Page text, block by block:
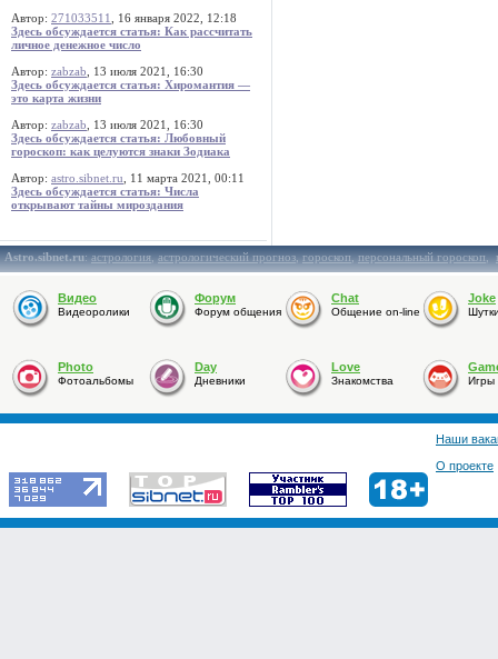
Автор: 271033511
, 16 января 2022, 12:18
Здесь обсуждается статья: Как рассчитать
личное денежное число
Автор: zabzab , 13 июля 2021, 16:30
Здесь обсуждается статья: Хиромантия —
это карта жизни
Автор: zabzab , 13 июля 2021, 16:30
Здесь обсуждается статья: Любовный
гороскоп: как целуются знаки Зодиака
Автор: astro.sibnet.ru , 11 марта 2021, 00:11
Здесь обсуждается статья: Числа
открывают тайны мироздания
Astro.sibnet.ru:астрология,астрологический прогноз,гороскоп,персональный гороскоп,
Видео
Видеоролики
Форум
Форум общения
Chat
Общение on-line
Joke
Photo
Фотоальбомы
Day
Дневники
Love
Знакомства Игры
Наши
О проекте